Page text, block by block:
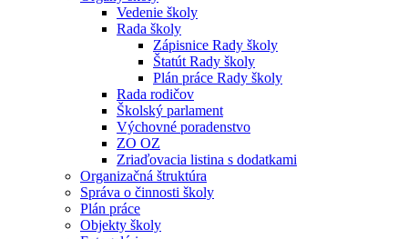
Vedenie školy
Rada školy
Zápisnice Rady školy
Štatút Rady školy
Plán práce Rady školy
Rada rodičov
Školský parlament
Výchovné poradenstvo
ZO OZ
Zriaďovacia listina s dodatkami
Organizačná štruktúra
Správa o činnosti školy
Plán práce
Objekty školy